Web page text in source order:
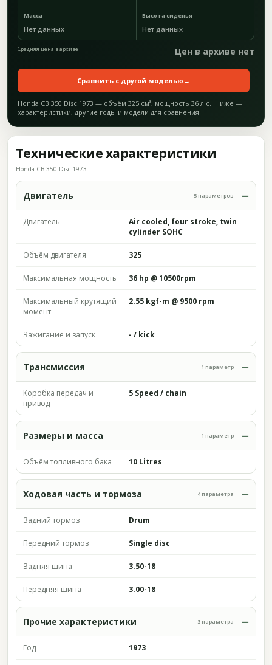
Масса
Нет данных
Высота сиденья
Нет данных
Средняя цена в архиве Цен в архиве нет
Сравнить с другой моделью →
Honda CB 350 Disc 1973 — объём 325 см³, мощность 36 л.с.. Ниже —
характеристики, другие годы и модели для сравнения.
Технические характеристики
Honda CB 350 Disc 1973
Двигатель 5 параметров
Двигатель
Air cooled, four stroke, twin
cylinder SOHC
Объём двигателя 325
Максимальная мощность 36 hp @ 10500rpm
Максимальный крутящий
момент
2.55 kgf-m @ 9500 rpm
Зажигание и запуск - / kick
Трансмиссия 1 параметр
Коробка передач и
привод
5 Speed / chain
Размеры и масса 1 параметр
Объём топливного бака 10 Litres
Ходовая часть и тормоза 4 параметра
Задний тормоз Drum
Передний тормоз Single disc
Задняя шина 3.50-18
Передняя шина 3.00-18
Прочие характеристики 3 параметра
Год 1973